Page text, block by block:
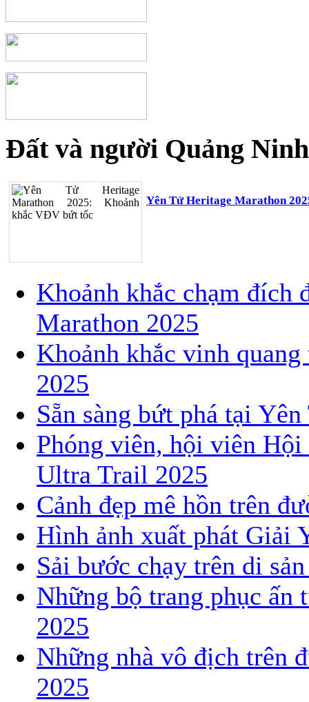
Đất và người Quảng Ninh
Yên Tử Heritage Marathon
Khoảnh khắc chạm đích
Marathon 2025
Khoảnh khắc vinh
2025
Sẵn sàng bứt phá tại
Phóng viên, hội viên
Ultra Trail 2025
Cảnh đẹp mê hồn trên
Hình ảnh xuất phát Giải
Sải bước chạy trên di
Những bộ trang phục
2025
Những nhà vô địch trên
2025